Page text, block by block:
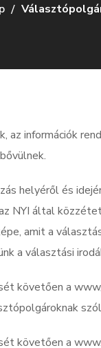
az információk
helyéről és
NYI által
amit a
a választási
követően a
követően a